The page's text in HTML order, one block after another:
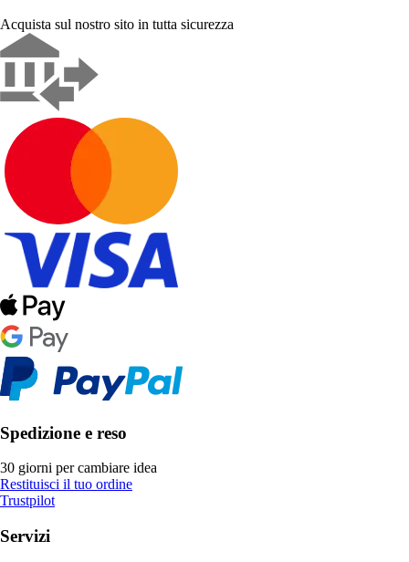
Acquista sul nostro sito in tutta sicurezza
Spedizione e reso
30 giorni per cambiare idea
Restituisci il tuo ordine
Trustpilot
Servizi